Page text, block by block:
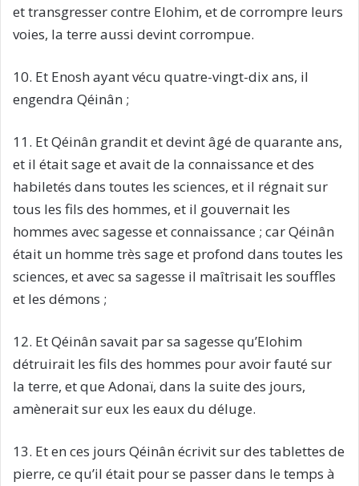
et transgresser contre Elohim, et de corrompre leurs
voies, la terre aussi devint corrompue.
10. Et Enosh ayant vécu quatre-vingt-dix ans, il
engendra Qéinân ;
11. Et Qéinân grandit et devint âgé de quarante ans,
et il était sage et avait de la connaissance et des
habiletés dans toutes les sciences, et il régnait sur
tous les fils des hommes, et il gouvernait les
hommes avec sagesse et connaissance ; car Qéinân
était un homme très sage et profond dans toutes les
sciences, et avec sa sagesse il maîtrisait les souffles
et les démons ;
12. Et Qéinân savait par sa sagesse qu’Elohim
détruirait les fils des hommes pour avoir fauté sur
la terre, et que Adonaï, dans la suite des jours,
amènerait sur eux les eaux du déluge.
13. Et en ces jours Qéinân écrivit sur des tablettes de
pierre, ce qu’il était pour se passer dans le temps à